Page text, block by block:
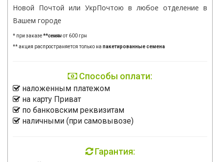
Новой Почтой или УкрПочтою в любое отделение в
Вашем городе
* при заказе**семянот 600 грн
** акция распространяется только на пакетированные семена
Способы оплати:
наложенным платежом
на карту Приват
по банковским реквизитам
наличными (при самовывозе)
Гарантия: